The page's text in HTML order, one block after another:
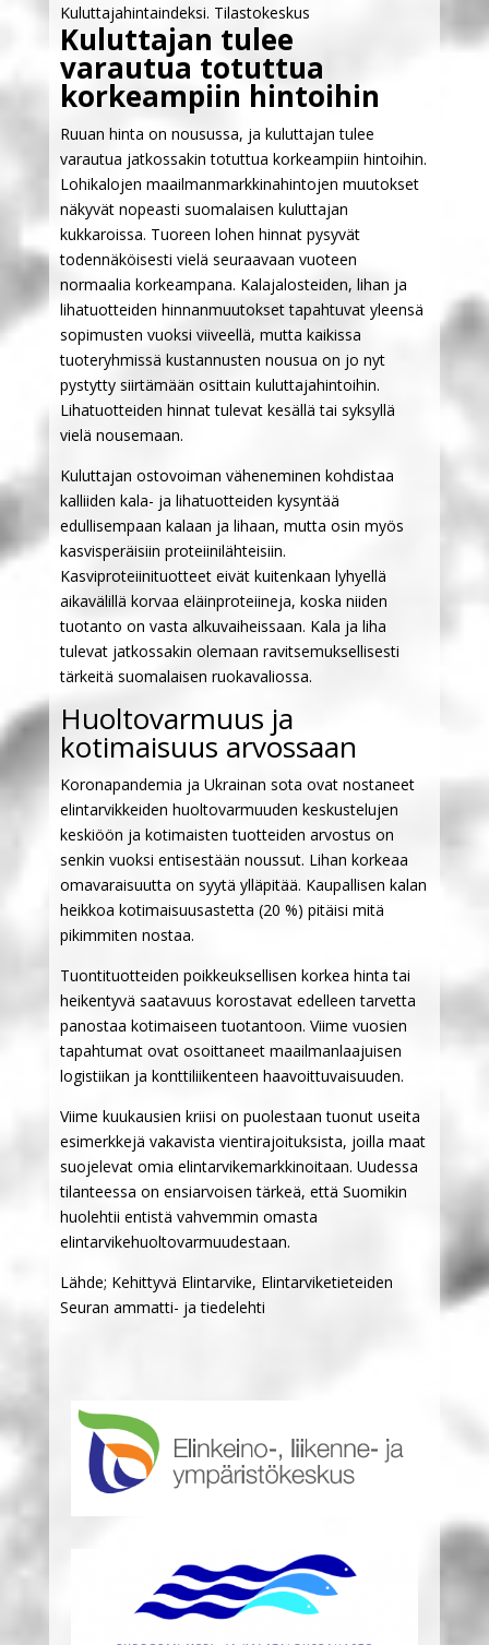
Kuluttajahintaindeksi. Tilastokeskus
Kuluttajan tulee
varautua totuttua
korkeampiin hintoihin
Ruuan hinta on nousussa, ja kuluttajan tulee
varautua jatkossakin totuttua korkeampiin hintoihin.
Lohikalojen maailmanmarkkinahintojen muutokset
näkyvät nopeasti suomalaisen kuluttajan
kukkaroissa. Tuoreen lohen hinnat pysyvät
todennäköisesti vielä seuraavaan vuoteen
normaalia korkeampana. Kalajalosteiden, lihan ja
lihatuotteiden hinnanmuutokset tapahtuvat yleensä
sopimusten vuoksi viiveellä, mutta kaikissa
tuoteryhmissä kustannusten nousua on jo nyt
pystytty siirtämään osittain kuluttajahintoihin.
Lihatuotteiden hinnat tulevat kesällä tai syksyllä
vielä nousemaan.
Kuluttajan ostovoiman väheneminen kohdistaa
kalliiden kala- ja lihatuotteiden kysyntää
edullisempaan kalaan ja lihaan, mutta osin myös
kasvisperäisiin proteiinilähteisiin.
Kasviproteiinituotteet eivät kuitenkaan lyhyellä
aikavälillä korvaa eläinproteiineja, koska niiden
tuotanto on vasta alkuvaiheissaan. Kala ja liha
tulevat jatkossakin olemaan ravitsemuksellisesti
tärkeitä suomalaisen ruokavaliossa.
Huoltovarmuus ja
kotimaisuus arvossaan
Koronapandemia ja Ukrainan sota ovat nostaneet
elintarvikkeiden huoltovarmuuden keskustelujen
keskiöön ja kotimaisten tuotteiden arvostus on
senkin vuoksi entisestään noussut. Lihan korkeaa
omavaraisuutta on syytä ylläpitää. Kaupallisen kalan
heikkoa kotimaisuusastetta (20 %) pitäisi mitä
pikimmiten nostaa.
Tuontituotteiden poikkeuksellisen korkea hinta tai
heikentyvä saatavuus korostavat edelleen tarvetta
panostaa kotimaiseen tuotantoon. Viime vuosien
tapahtumat ovat osoittaneet maailmanlaajuisen
logistiikan ja konttiliikenteen haavoittuvaisuuden.
Viime kuukausien kriisi on puolestaan tuonut useita
esimerkkejä vakavista vientirajoituksista, joilla maat
suojelevat omia elintarvikemarkkinoitaan. Uudessa
tilanteessa on ensiarvoisen tärkeä, että Suomikin
huolehtii entistä vahvemmin omasta
elintarvikehuoltovarmuudestaan.
Lähde; Kehittyvä Elintarvike, Elintarviketieteiden
Seuran ammatti- ja tiedelehti